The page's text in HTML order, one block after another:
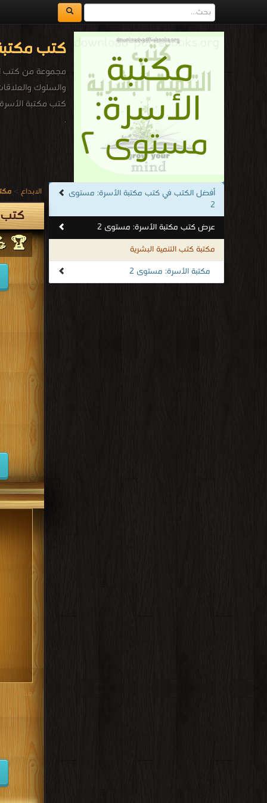
كتب مكتبة
مجموعة من كتب
والسلوك
كتب مكتبة
.
أفضل الكتب في كتب مكتبة الأسرة: مستوى
2
عرض كتب مكتبة الأسرة: مستوى 2
مكتبة كتب التنمية البشرية
مكتبة الأسرة: مستوى 2
الابداع >
كتب
🏆
مكتبة